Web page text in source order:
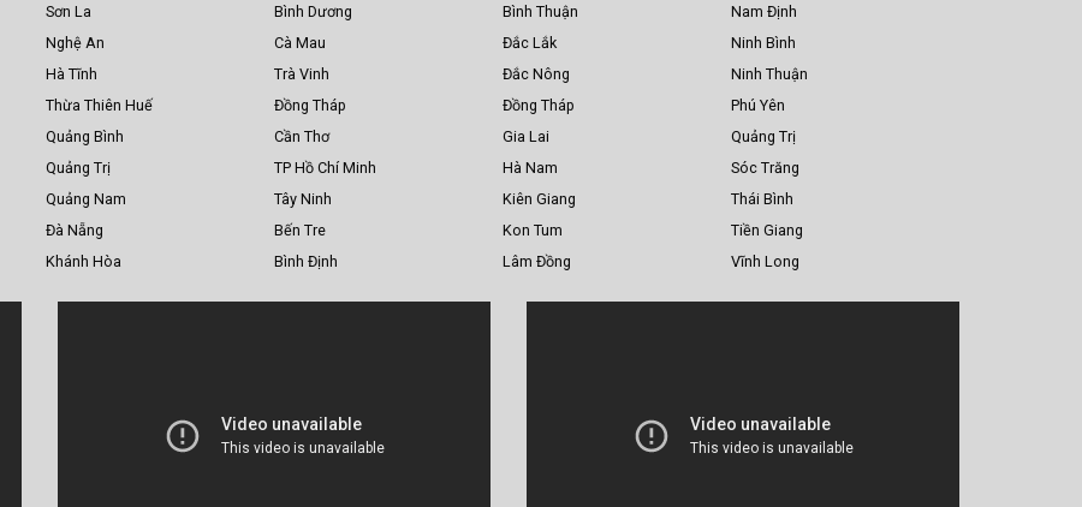
Sơn La
Nghệ An
Hà Tĩnh
Thừa Thiên Huế
Quảng Bình
Quảng Trị
Quảng Nam
Đà Nẵng
Khánh Hòa
Bình Dương
Cà Mau
Trà Vinh
Đồng Tháp
Cần Thơ
TP Hồ Chí Minh
Tây Ninh
Bến Tre
Bình Định
Bình Thuận
Đắc Lắk
Đắc Nông
Đồng Tháp
Gia Lai
Hà Nam
Kiên Giang
Kon Tum
Lâm Đồng
Nam Định
Ninh Bình
Ninh Thuận
Phú Yên
Quảng Trị
Sóc Trăng
Thái Bình
Tiền Giang
Vĩnh Long